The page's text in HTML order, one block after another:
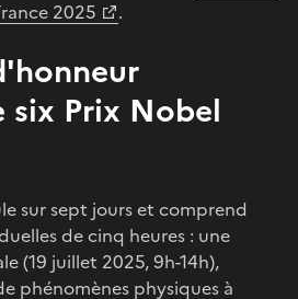
2025
.
six Prix Nobel
sur sept jours et comprend
de cinq heures : une
(19 juillet 2025, 9h-14h),
phénomènes physiques à